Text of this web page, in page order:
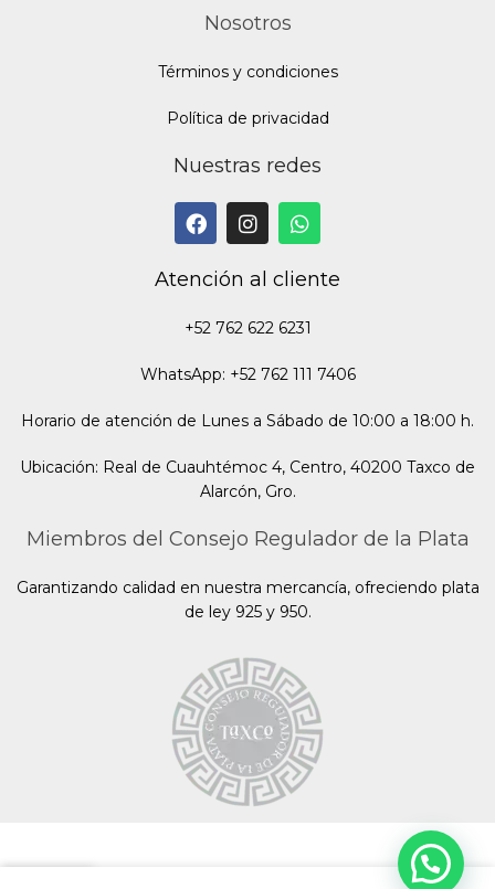
Nosotros
Términos y condiciones
Política de privacidad
Nuestras redes
Atención al cliente
+52 762 622 6231
WhatsApp: +52 762 111 7406
Horario de atención de Lunes a Sábado de 10:00 a 18:00 h.
Ubicación: Real de Cuauhtémoc 4, Centro, 40200 Taxco de
Alarcón, Gro.
Miembros del Consejo Regulador de la Plata
Garantizando calidad en nuestra mercancía, ofreciendo plata
de ley 925 y 950.